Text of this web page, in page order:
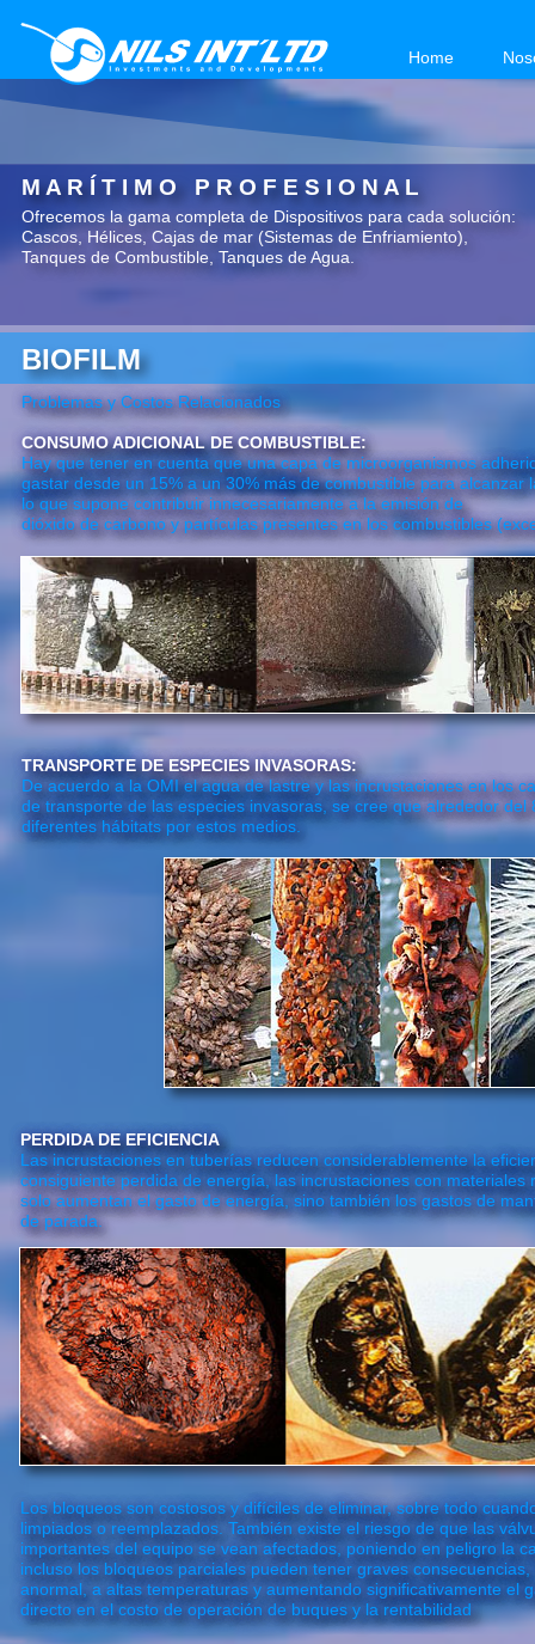
Home
M A R Í T I M O P R O F E S I O N A L
Ofrecemos la gama completa de Dispositivos para cada solución:
Cascos, Hélices, Cajas de mar (Sistemas de Enfriamiento),
Tanques de Combustible, Tanques de Agua.
BIOFILM
Problemas y Costos Relacionados
CONSUMO ADICIONAL DE COMBUSTIBLE:
Hay que tener en cuenta que una capa de microorganismos
gastar desde un 15% a un 30% más de combustible para
lo que supone contribuir innecesariamente a la emisión de
dióxido de carbono y partículas presentes en los combustibles
TRANSPORTE DE ESPECIES INVASORAS:
De acuerdo a la OMI el agua de lastre y las incrustaciones en los
de transporte de las especies invasoras, se cree que alrededor
diferentes hábitats por estos medios.
PERDIDA DE EFICIENCIA
Las incrustaciones en tuberías reducen considerablemente la
consiguiente perdida de energía, las incrustaciones con
solo aumentan el gasto de energía, sino también los gastos de
de parada.
Los bloqueos son costosos y difíciles de eliminar, sobre todo
limpiados o reemplazados. También existe el riesgo de que las
importantes del equipo se vean afectados, poniendo en peligro la
incluso los bloqueos parciales pueden tener graves
anormal, a altas temperaturas y aumentando significativamente el
directo en el costo de operación de buques y la rentabilidad